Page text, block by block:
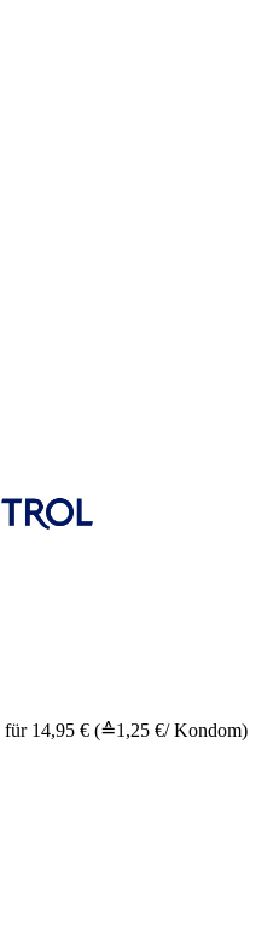
für 14,95 € (≙1,25 €/ Kondom)